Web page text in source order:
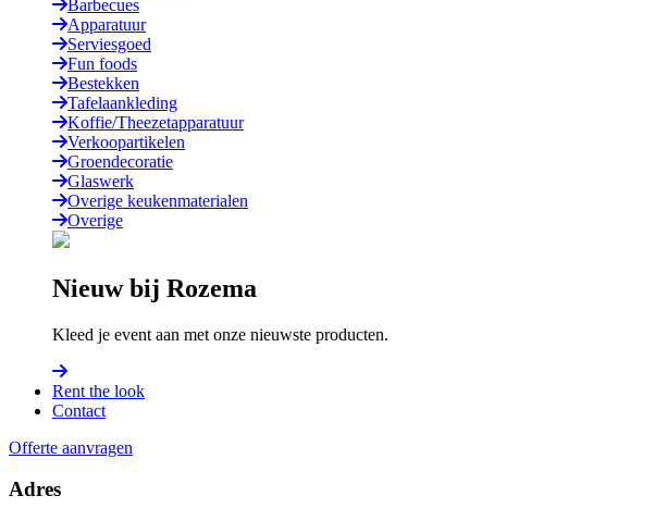
Barbecues
Apparatuur
Serviesgoed
Fun foods
Bestekken
Tafelaankleding
Koffie/Theezetapparatuur
Verkoopartikelen
Groendecoratie
Glaswerk
Overige keukenmaterialen
Overige
Nieuw bij Rozema
Kleed je event aan met onze nieuwste producten.
Rent the look
Contact
Offerte aanvragen
Adres